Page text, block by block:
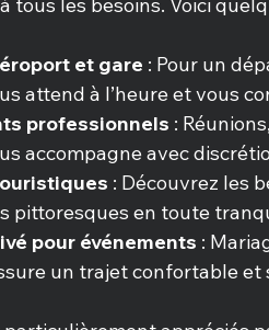
et gare : Pour un
attend à l’heure et vous
professionnels :
accompagne avec
: Découvrez les
pittoresques en toute
pour événements :
un trajet confortable et